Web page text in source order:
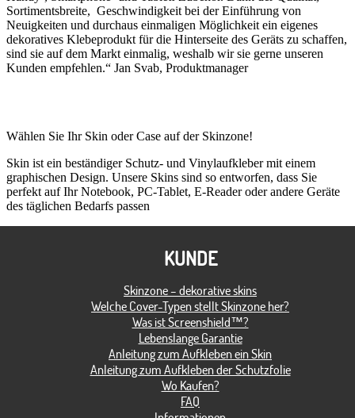
Sortimentsbreite, Geschwindigkeit bei der Einführung von
Neuigkeiten und durchaus einmaligen Möglichkeit ein eigenes
dekoratives Klebeprodukt für die Hinterseite des Geräts zu schaffen,
sind sie auf dem Markt einmalig, weshalb wir sie gerne unseren
Kunden empfehlen.“ Jan Svab, Produktmanager
Wählen Sie Ihr Skin oder Case auf der Skinzone!
Skin ist ein beständiger Schutz- und Vinylaufkleber mit einem
graphischen Design. Unsere Skins sind so entworfen, dass Sie
perfekt auf Ihr Notebook, PC-Tablet, E-Reader oder andere Geräte
des täglichen Bedarfs passen
KUNDE
Skinzone – dekorative skins
Welche Cover-Typen stellt Skinzone her?
Was ist Screenshield™?
Lebenslange Garantie
Anleitung zum Aufkleben ein Skin
Anleitung zum Aufkleben der Schutzfolie
Wo Kaufen?
FAQ